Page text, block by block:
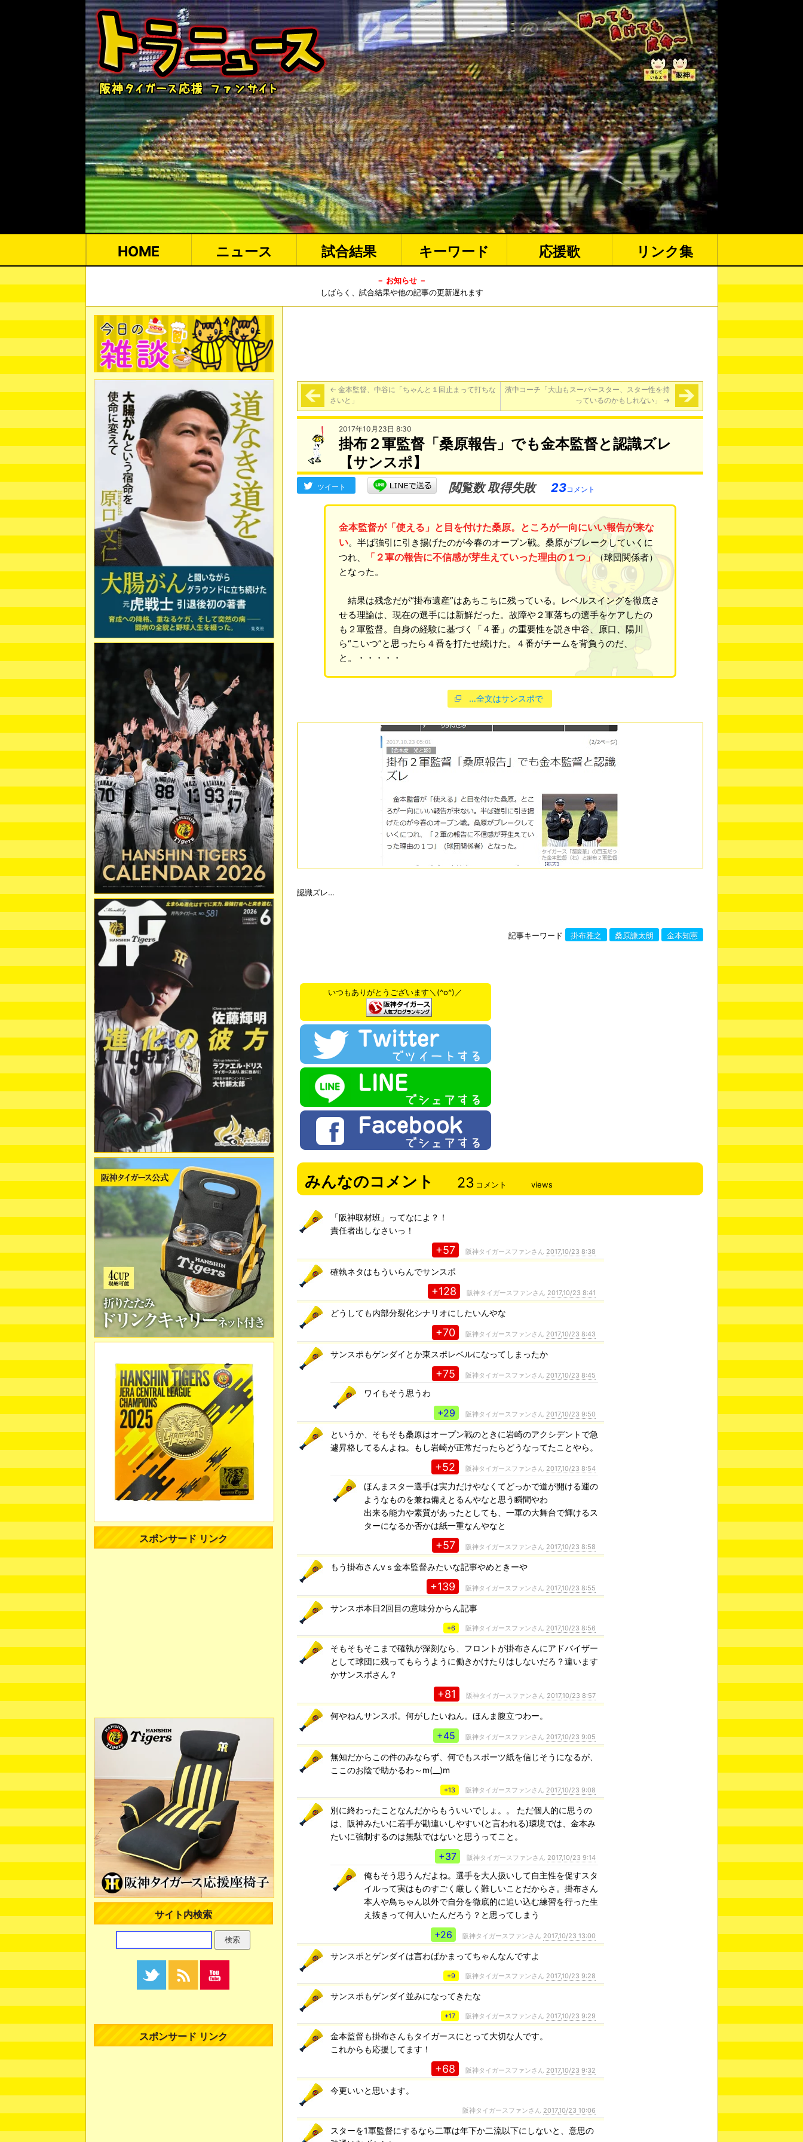
HOME ニュース 試合結果 キーワード 応援歌 リンク集
－ お知らせ －
しばらく、試合結果や他の記事の更新遅れます
← 金本監督、中谷に「ちゃんと１回止まって打ちな
さいと」
濱中コーチ「大山もスーパースター、スター性を持
っているのかもしれない」 →
2017年10月23日 8:30
掛布２軍監督「桑原報告」でも金本監督と認識ズレ
【サンスポ】
ツイート 閲覧数 取得失敗 23コメント
金本監督が「使える」と目を付けた桑原。ところが一向にいい報告が来な
い。半ば強引に引き揚げたのが今春のオープン戦。桑原がブレークしていくに
つれ、
「２軍の報告に不信感が芽生えていった理由の１つ」（球団関係者）
となった。
結果は残念だが“掛布遺産”はあちこちに残っている。レベルスイングを徹底さ
せる理論は、現在の選手には新鮮だった。故障や２軍落ちの選手をケアしたの
も２軍監督。自身の経験に基づく「４番」の重要性を説き中谷、原口、陽川
ら“こいつ”と思ったら４番を打たせ続けた。４番がチームを背負うのだ、
と。・・・・・
…全文はサンスポで
認識ズレ…
記事キーワード 掛布雅之 桑原謙太朗 金本知憲
いつもありがとうございます＼(^o^)／
みんなのコメント 23 コメント views
「阪神取材班」ってなによ？！
責任者出しなさいっ！
+57 阪神タイガースファンさん 2017,10/23 8:38
確執ネタはもういらんでサンスポ
+128 阪神タイガースファンさん 2017,10/23 8:41
どうしても内部分裂化シナリオにしたいんやな
+70 阪神タイガースファンさん 2017,10/23 8:43
サンスポもゲンダイとか東スポレベルになってしまったか
+75 阪神タイガースファンさん 2017,10/23 8:45
ワイもそう思うわ
+29 阪神タイガースファンさん 2017,10/23 9:50
というか、そもそも桑原はオープン戦のときに岩崎のアクシデントで急
遽昇格してるんよね。もし岩崎が正常だったらどうなってたことやら。
+52 阪神タイガースファンさん 2017,10/23 8:54
ほんまスター選手は実力だけやなくてどっかで道が開ける運の
ようなものを兼ね備えとるんやなと思う瞬間やわ
出来る能力や素質があったとしても、一軍の大舞台で輝けるス
ターになるか否かは紙一重なんやなと
+57 阪神タイガースファンさん 2017,10/23 8:58
もう掛布さんvｓ金本監督みたいな記事やめときーや
+139 阪神タイガースファンさん 2017,10/23 8:55
サンスポ本日2回目の意味分からん記事
+6 阪神タイガースファンさん 2017,10/23 8:56
そもそもそこまで確執が深刻なら、フロントが掛布さんにアドバイザー
として球団に残ってもらうように働きかけたりはしないだろ？違います
かサンスポさん？
+81 阪神タイガースファンさん 2017,10/23 8:57
何やねんサンスポ。何がしたいねん。ほんま腹立つわー。
+45 阪神タイガースファンさん 2017,10/23 9:05
無知だからこの件のみならず、何でもスポーツ紙を信じそうになるが、
ここのお陰で助かるわ～m(__)m
+13 阪神タイガースファンさん 2017,10/23 9:08
別に終わったことなんだからもういいでしょ。。 ただ個人的に思うの
は、阪神みたいに若手が勘違いしやすい(と言われる)環境では、金本み
たいに強制するのは無駄ではないと思うってこと。
+37 阪神タイガースファンさん 2017,10/23 9:14
俺もそう思うんだよね。選手を大人扱いして自主性を促すスタ
イルって実はものすごく厳しく難しいことだからさ。掛布さん
本人や鳥ちゃん以外で自分を徹底的に追い込む練習を行った生
え抜きって何人いたんだろう？と思ってしまう
+26 阪神タイガースファンさん 2017,10/23 13:00
サンスポとゲンダイは言わばかまってちゃんなんですよ
+9 阪神タイガースファンさん 2017,10/23 9:28
サンスポもゲンダイ並みになってきたな
+17 阪神タイガースファンさん 2017,10/23 9:29
金本監督も掛布さんもタイガースにとって大切な人です。
これからも応援してます！
+68 阪神タイガースファンさん 2017,10/23 9:32
今更いいと思います。
阪神タイガースファンさん 2017,10/23 10:06
スターを1軍監督にするなら二軍は年下か二流以下にしないと、意思の
スポンサード リンク
サイト内検索
スポンサード リンク